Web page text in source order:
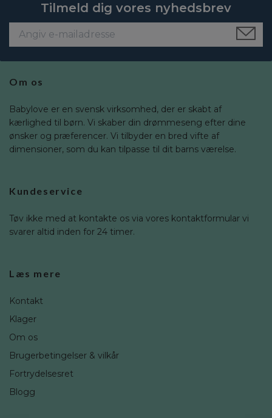
Tilmeld dig vores nyhedsbrev
Om os
Babylove er en svensk virksomhed, der er skabt af
kærlighed til børn. Vi skaber din drømmeseng efter dine
ønsker og præferencer. Vi tilbyder en bred vifte af
dimensioner, som du kan tilpasse til dit barns værelse.
Kundeservice
Tøv ikke med at kontakte os via vores kontaktformular vi
svarer altid inden for 24 timer.
Læs mere
Kontakt
Klager
Om os
Brugerbetingelser & vilkår
Fortrydelsesret
Blogg